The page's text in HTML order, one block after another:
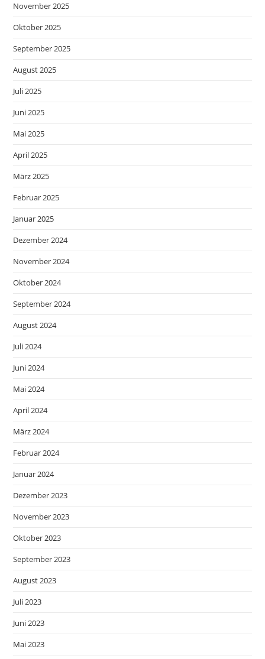
November 2025
Oktober 2025
September 2025
August 2025
Juli 2025
Juni 2025
Mai 2025
April 2025
März 2025
Februar 2025
Januar 2025
Dezember 2024
November 2024
Oktober 2024
September 2024
August 2024
Juli 2024
Juni 2024
Mai 2024
April 2024
März 2024
Februar 2024
Januar 2024
Dezember 2023
November 2023
Oktober 2023
September 2023
August 2023
Juli 2023
Juni 2023
Mai 2023